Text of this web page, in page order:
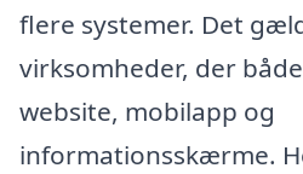
flere systemer. Det
virksomheder, der
website, mobilapp og
informationsskærme.